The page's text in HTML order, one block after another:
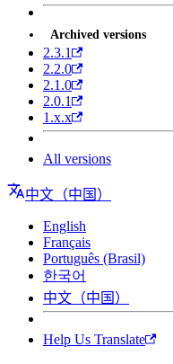
Archived versions
2.3.1
2.2.0
2.1.0
2.0.1
1.x.x
All versions
中文（中国）
English
Français
Português (Brasil)
한국어
中文（中国）
Help Us Translate